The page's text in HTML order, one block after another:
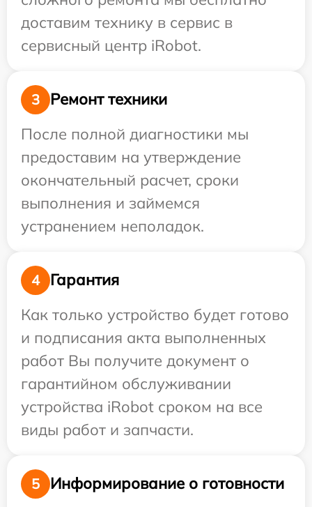
доставим технику в сервис в
сервисный центр iRobot.
3
Ремонт техники
После полной диагностики мы
предоставим на утверждение
окончательный расчет, сроки
выполнения и займемся
устранением неполадок.
4
Гарантия
Как только устройство будет готово
и подписания акта выполненных
работ Вы получите документ о
гарантийном обслуживании
устройства iRobot сроком на все
виды работ и запчасти.
5
Информирование о готовности